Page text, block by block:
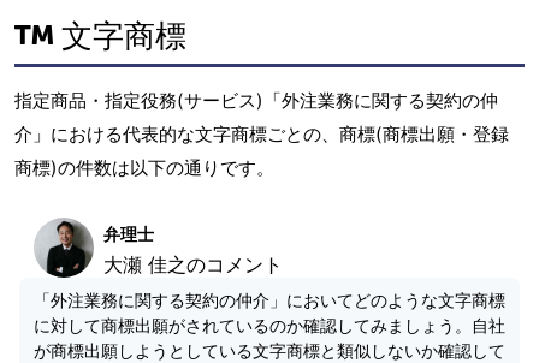
文字商標
指定商品・指定役務(サービス)「外注業務に関する契約の仲
介」における代表的な文字商標ごとの、商標(商標出願・登録
商標)の件数は以下の通りです。
弁理士
大瀬 佳之のコメント
「外注業務に関する契約の仲介」においてどのような文字商標
に対して商標出願がされているのか確認してみましょう。自社
が商標出願しようとしている文字商標と類似しないか確認して